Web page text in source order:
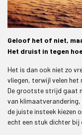
Geloof het of niet,
Het druist in tegen
Het is dan ook niet zo
vliegen, terwijl velen
De grootste strijd gaat
van klimaatverandering,
de juiste insteek kiezen
echt een stuk dichter bij